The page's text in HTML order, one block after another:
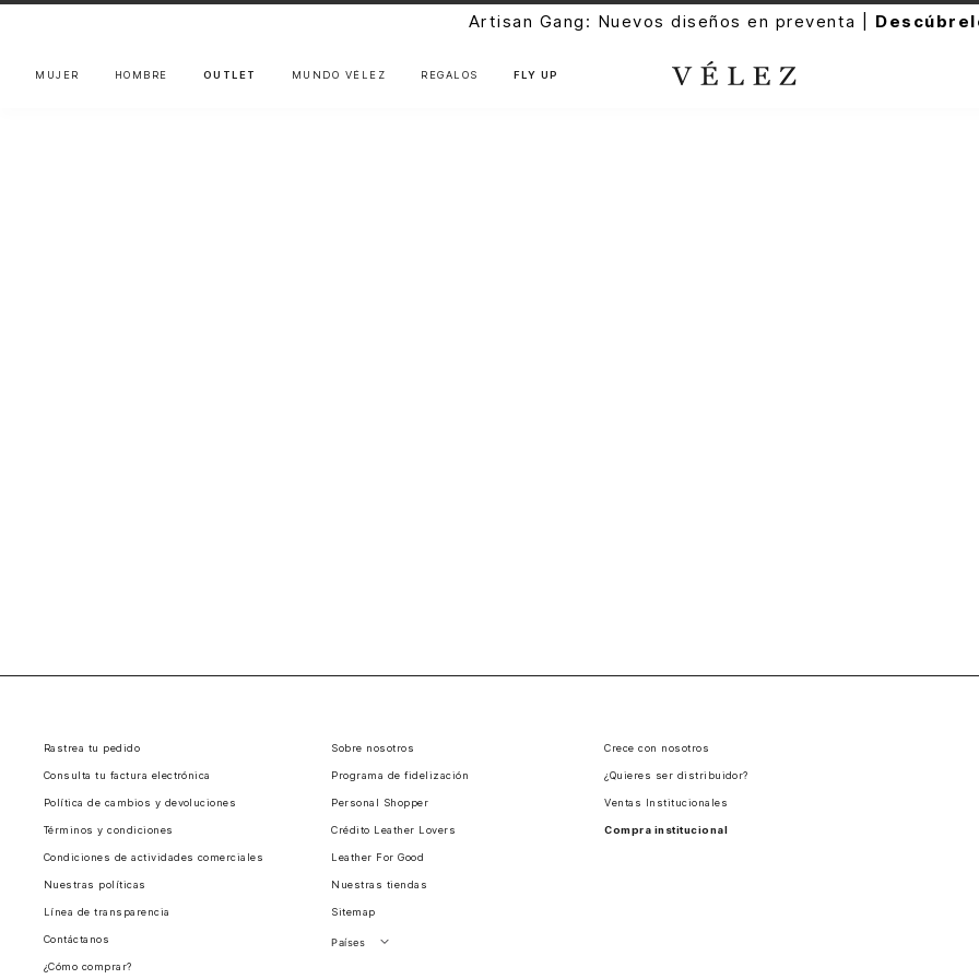
Artisan Gang: Nuevos diseños en preventa |
MUJER HOMBRE OUTLET MUNDO VÉLEZ REGALOS FLY UP
Rastrea tu pedido
Consulta tu factura electrónica
Política de cambios y devoluciones
Términos y condiciones
Condiciones de actividades comerciales
Nuestras políticas
Línea de transparencia
Contáctanos
¿Cómo comprar?
Sobre nosotros
Programa de fidelización
Personal Shopper
Crédito Leather Lovers
Leather For Good
Nuestras tiendas
Sitemap
Países
Crece con nosotros
¿Quieres ser distribuidor?
Ventas Institucionales
Compra institucional